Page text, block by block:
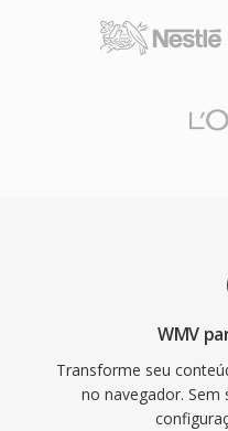
WMV
Transforme seu
no navegador.